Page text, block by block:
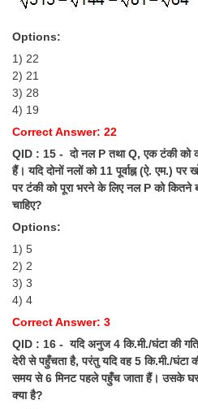
Options:
1) 22
2) 21
3) 28
4) 19
Correct Answer: 22
QID : 15 - दो नल P तथा Q, एक टंकी को
हैं। यदि दोनों नलों को 11 पूर्वाह्न (ऐ. एम.) पर
पर टंकी को पूरा भरने के लिए नल P को कितने
चाहिए?
Options:
1) 5
2) 2
3) 3
4) 4
Correct Answer: 3
QID : 16 - यदि अनुज 4 कि.मी./घंटा की
देरी से पहुँचता है, परंतु यदि वह 5 कि.मी./घंटा
समय से 6 मिनट पहले पहुँच जाता हैं। उसके घर
क्या है?